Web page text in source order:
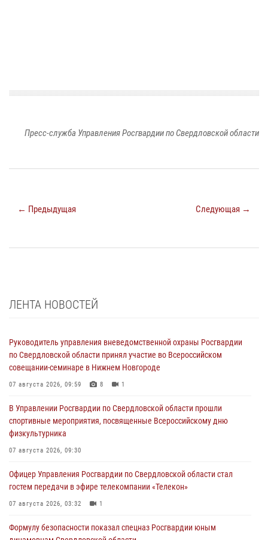
Пресс-служба Управления Росгвардии по Свердловской области
← Предыдущая Следующая →
ЛЕНТА НОВОСТЕЙ
Руководитель управления вневедомственной охраны Росгвардии
по Свердловской области принял участие во Всероссийском
совещании-семинаре в Нижнем Новгороде
07 августа 2026, 09:59 8 1
В Управлении Росгвардии по Свердловской области прошли
спортивные мероприятия, посвященные Всероссийскому дню
физкультурника
07 августа 2026, 09:30
Офицер Управления Росгвардии по Свердловской области стал
гостем передачи в эфире телекомпании «Телекон»
07 августа 2026, 03:32 1
Формулу безопасности показал спецназ Росгвардии юным